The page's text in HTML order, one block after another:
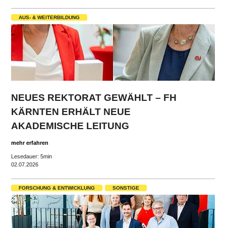
AUS- & WEITERBILDUNG
NEUES REKTORAT GEWÄHLT – FH
KÄRNTEN ERHÄLT NEUE
AKADEMISCHE LEITUNG
mehr erfahren
Lesedauer: 5min
02.07.2026
FORSCHUNG & ENTWICKLUNG SONSTIGE